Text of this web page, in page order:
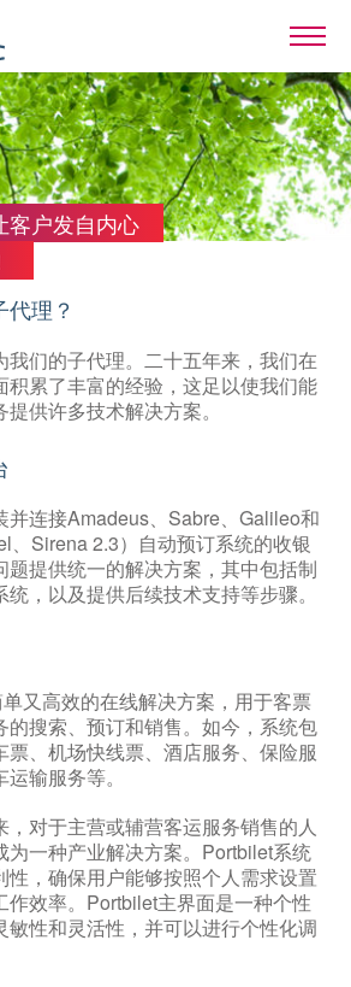
客户发自内心
理？
我们的子代理。二十五年来，我们在
积累了丰富的经验，这足以使我们能
供许多技术解决方案。
并连接Amadeus、Sabre、Galileo和
、Sirena 2.3）自动预订系统的收银
题提供统一的解决方案，其中包括制
，以及提供后续技术支持等步骤。
又高效的在线解决方案，用于客票
的搜索、预订和销售。如今，系统包
票、机场快线票、酒店服务、保险服
输服务等。
，对于主营或辅营客运服务销售的人
为一种产业解决方案。Portbilet系统
性，确保用户能够按照个人需求设置
作效率。Portbilet主界面是一种个性
敏性和灵活性，并可以进行个性化调